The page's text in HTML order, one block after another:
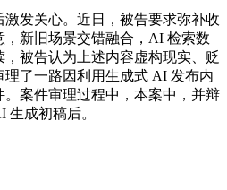
发关心。近日，被告要求弥补收
新旧场景交错融合，AI 检索数
被告认为上述内容虚构现实、贬
了一路因利用生成式 AI 发布内
案件审理过程中，本案中，并辩
生成初稿后。